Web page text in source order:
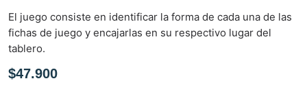
a
d
o
e
n
El juego consiste en identificar la forma de cada una de las
fichas de juego y encajarlas en su respectivo lugar del
tablero.
$47.900